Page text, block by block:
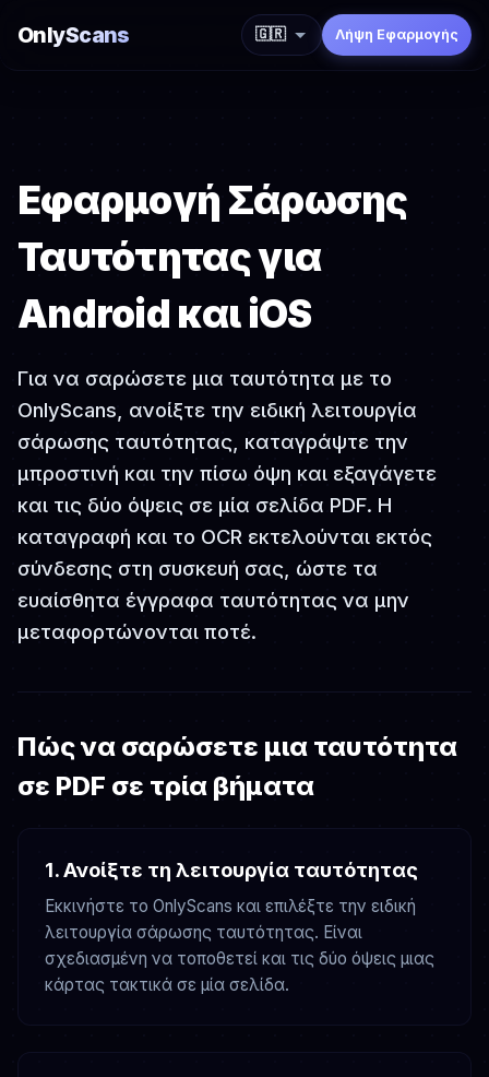
OnlyScans 🇬🇷 Λήψη Εφαρμογής
Εφαρμογή Σάρωσης
Ταυτότητας για
Android και iOS
Για να σαρώσετε μια ταυτότητα με το
OnlyScans, ανοίξτε την ειδική λειτουργία
σάρωσης ταυτότητας, καταγράψτε την
μπροστινή και την πίσω όψη και εξαγάγετε
και τις δύο όψεις σε μία σελίδα PDF. Η
καταγραφή και το OCR εκτελούνται εκτός
σύνδεσης στη συσκευή σας, ώστε τα
ευαίσθητα έγγραφα ταυτότητας να μην
μεταφορτώνονται ποτέ.
Πώς να σαρώσετε μια ταυτότητα
σε PDF σε τρία βήματα
1. Ανοίξτε τη λειτουργία ταυτότητας
Εκκινήστε το OnlyScans και επιλέξτε την ειδική
λειτουργία σάρωσης ταυτότητας. Είναι
σχεδιασμένη να τοποθετεί και τις δύο όψεις μιας
κάρτας τακτικά σε μία σελίδα.